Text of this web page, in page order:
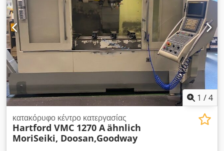
τιμολογηθεί ξεχωριστά, ανάλογα με τις ανάγκες του πελάτη. Για
περισσότερα από 30 χρόνια, η Otto Machine επιλέγει και
εμπορεύεται μεταχειρισμένα μηχανήματα κατεργασίας στην
Ιταλία και στο εξωτερικό. Τα μηχανήματα μπορούν να
ελεγχθούν στην έκθεσή μας ή μέσω βιντεοκλήσης.
Επικοινωνήστε μαζί μας για να λάβετε το πλήρες τεχνικό δελτίο,
φωτογραφίες, βίντεο και όλες τις πληροφορίες σχετικά με το
μηχάνημα. Μπορούμε να οργανώσουμε μια επίσκεψη στην
έκθεσή μας ή μια βιντεοκλήση για να το δείτε από απόσταση.
τραπεζιού είναι 1.300 × 600 mm και είναι εφοδιασμένο με
κιβώτιο ταχυτήτων για αλλαγή σχέσεων. Εξετάστε το
ενδεχόμενο να αποκτήσετε το κάθετο κέντρο κατεργασίας ZPS
MCFV 125 EZ. Επικοινωνήστε μαζί μας για περισσότερες
πληροφορίες. • Περιστρεφόμενοι άξονες: Όχι • Εναλλάκτης
εργαλείων: 15 εργαλεία • Μέγεθος τραπεζιού: 1.300 × 600 mm
• Οπτικές κλίμακες: Ναι • Επιλογές: Κιβώτιο ταχυτήτων (αλλαγή
σχέσεων) Dsdpfx Aeyctt Iocljwa Τεχνικές προδιαγραφές
Κωνικότητα ISO 50
1 /4
κατακόρυφο κέντρο κατεργασίας
Hartford VMC 1270 Aähnlich
MoriSeiki, Doosan,Goodway